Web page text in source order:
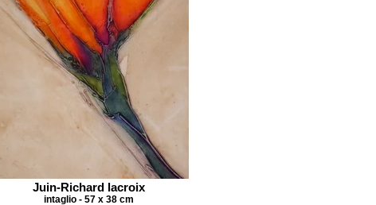
Juin-Richard lacroix
intaglio - 57 x 38 cm